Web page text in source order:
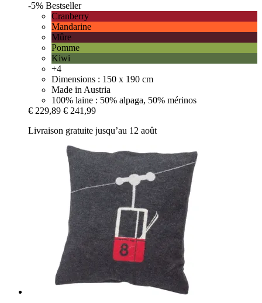
-5% Bestseller
Cranberry
Mandarine
Mûre
Pomme
Kiwi
+4
Dimensions : 150 x 190 cm
Made in Austria
100% laine : 50% alpaga, 50% mérinos
€ 229,89 € 241,99
Livraison gratuite jusqu’au 12 août